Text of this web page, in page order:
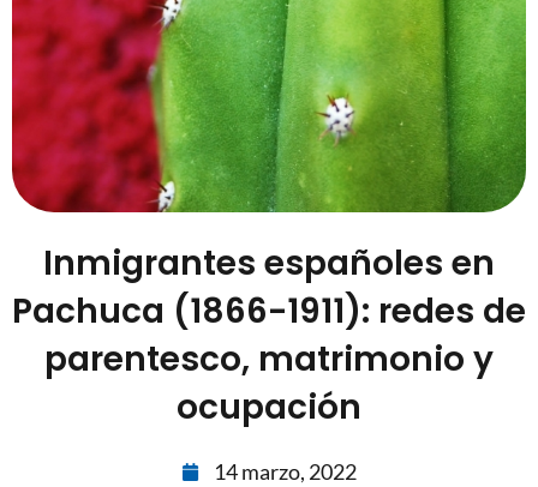
Inmigrantes españoles en
Pachuca (1866-1911): redes de
parentesco, matrimonio y
ocupación
14 marzo, 2022